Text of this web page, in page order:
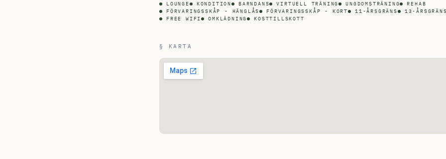
LOUNGE
KONDITION BARNDANS VIRTUELL TRÄNING UNGDOMSTRÄNING
REHAB
FÖRVARINGSSKÅP - HÄNGLÅS
FÖRVARINGSSKÅP - KORT 11-ÅRSGRÄNS
13-
FREE WIFI
OMKLÄDNING KOSTTILLSKOTT
§ KARTA